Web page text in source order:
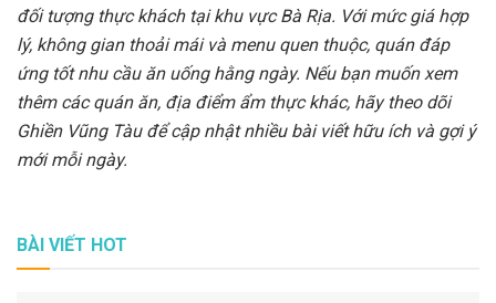
đối tượng thực khách tại khu vực Bà Rịa. Với mức giá hợp
lý, không gian thoải mái và menu quen thuộc, quán đáp
ứng tốt nhu cầu ăn uống hằng ngày. Nếu bạn muốn xem
thêm các quán ăn, địa điểm ẩm thực khác, hãy theo dõi
Ghiền Vũng Tàu để cập nhật nhiều bài viết hữu ích và gợi ý
mới mỗi ngày.
BÀI VIẾT HOT